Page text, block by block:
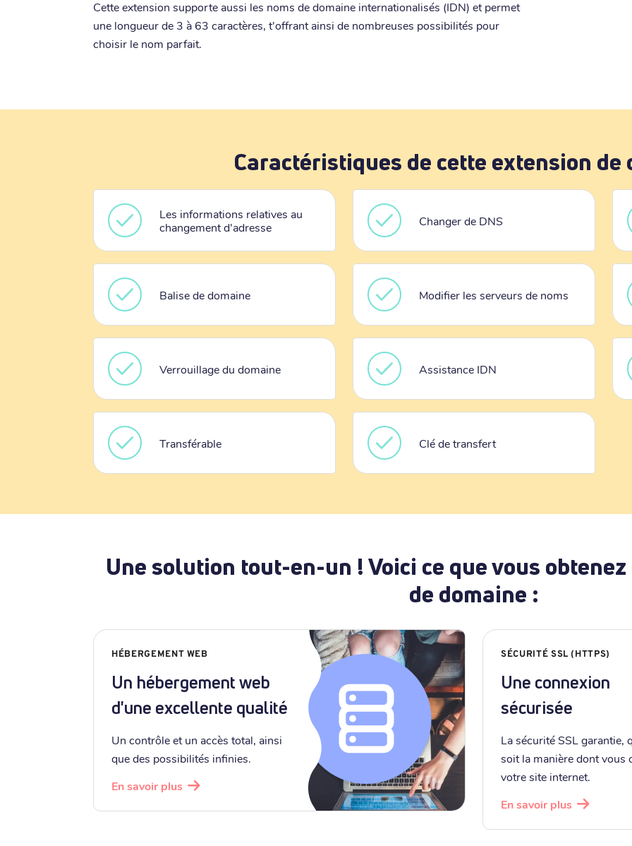
Cette extension supporte aussi les noms de domaine internationalisés (IDN) et permet
une longueur de 3 à 63 caractères, t'offrant ainsi de nombreuses possibilités pour
choisir le nom parfait.
Caractéristiques de cette extension de
Les informations relatives au
changement d'adresse
Changer de DNS
Balise de domaine Modifier les serveurs de noms
Verrouillage du domaine Assistance IDN
Transférable Clé de transfert
Une solution tout-en-un ! Voici ce que vous
de domaine :
HÉBERGEMENT WEB
Un hébergement web
d'une excellente qualité
Un contrôle et un accès total, ainsi
que des possibilités infinies.
En savoir plus
SÉCURITÉ SSL (HTTPS)
Une connexion
sécurisée
La sécurité SSL garantie,
soit la manière dont vous
votre site internet.
En savoir plus